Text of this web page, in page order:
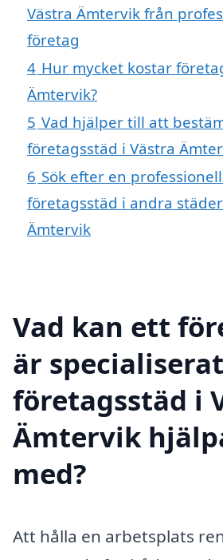
Västra Ämtervik från
företag
4 Hur mycket kostar
Ämtervik?
5 Vad hjälper till att
företagsstäd i Västra
6 Sök efter en
företagsstäd i andra
Ämtervik
Vad kan ett
är
företagsstäd i
Ämtervik
med?
Att hålla en arbetsplats